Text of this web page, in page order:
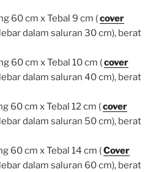
60 cm x Tebal 9 cm (cover
dalam saluran 30 cm), berat
60 cm x Tebal 10 cm (cover
dalam saluran 40 cm), berat
60 cm x Tebal 12 cm (cover
dalam saluran 50 cm), berat
60 cm x Tebal 14 cm (Cover
dalam saluran 60 cm), berat